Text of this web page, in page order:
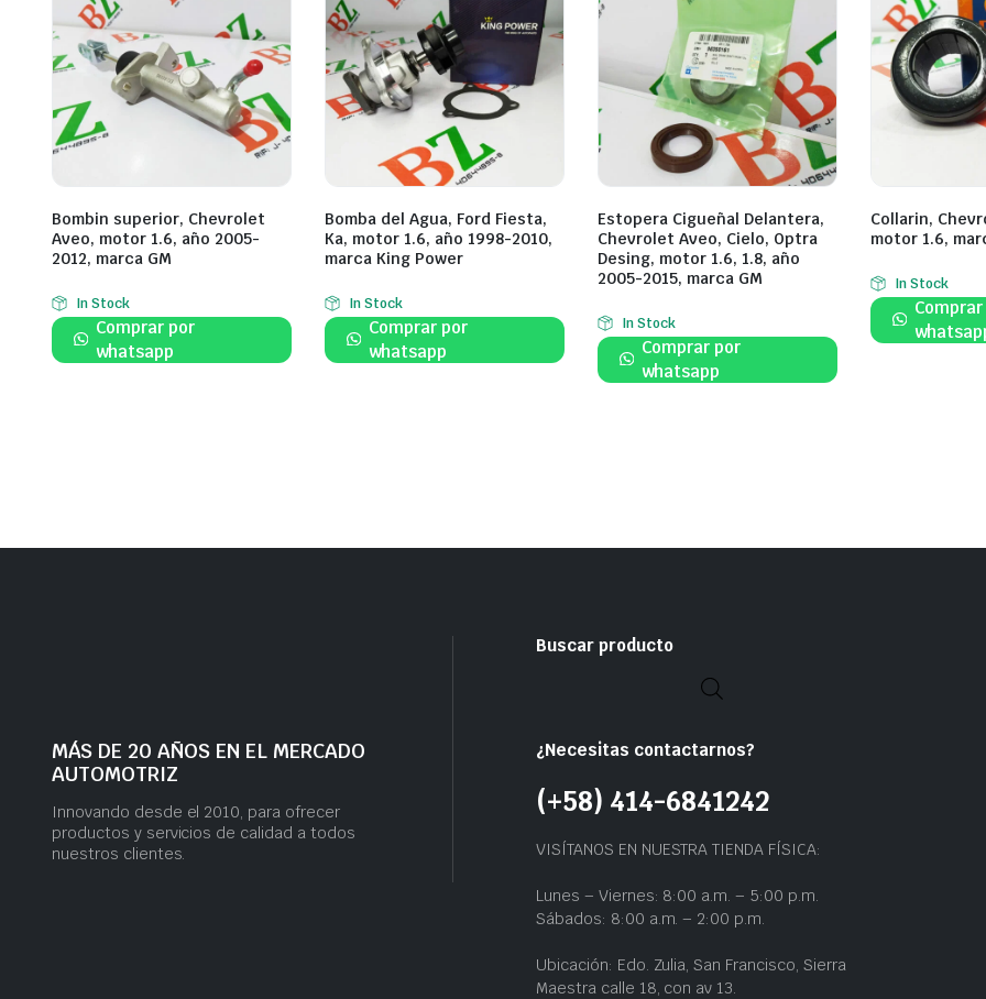
Bombin superior, Chevrolet
Aveo, motor 1.6, año 2005-
2012, marca GM
In Stock
Comprar por
whatsapp
Bomba del Agua, Ford Fiesta,
Ka, motor 1.6, año 1998-2010,
marca King Power
In Stock
Comprar por
whatsapp
Estopera Cigueñal Delantera,
Chevrolet Aveo, Cielo, Optra
Desing, motor 1.6, 1.8, año
2005-2015, marca GM
In Stock
Comprar por
whatsapp
Collarin,
motor 1.6,
In Stock
MÁS DE 20 AÑOS EN EL MERCADO
AUTOMOTRIZ
Innovando desde el 2010, para ofrecer
productos y servicios de calidad a todos
nuestros clientes.
Buscar producto
¿Necesitas contactarnos?
(+58) 414-6841242
VISÍTANOS EN NUESTRA TIENDA FÍSICA:
Lunes – Viernes: 8:00 a.m. – 5:00 p.m.
Sábados: 8:00 a.m. – 2:00 p.m.
Ubicación: Edo. Zulia, San Francisco, Sierra
Maestra calle 18, con av 13.